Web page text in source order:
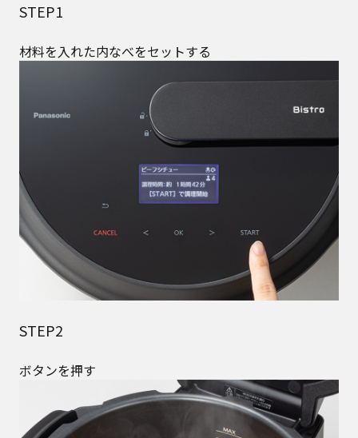
STEP1
材料を入れた内なべをセットする
STEP2
ボタンを押す